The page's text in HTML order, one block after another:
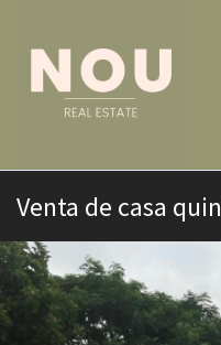
Venta de casa